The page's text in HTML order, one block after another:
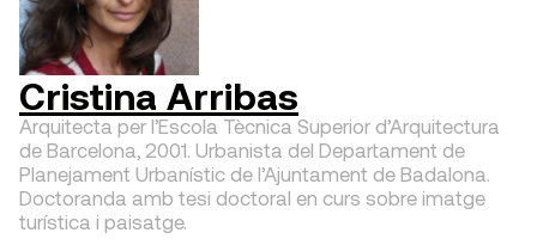
Cristina Arribas
Arquitecta per l’Escola Tècnica Superior d’Arquitectura
de Barcelona, 2001. Urbanista del Departament de
Planejament Urbanístic de l’Ajuntament de Badalona.
Doctoranda amb tesi doctoral en curs sobre imatge
turística i paisatge.